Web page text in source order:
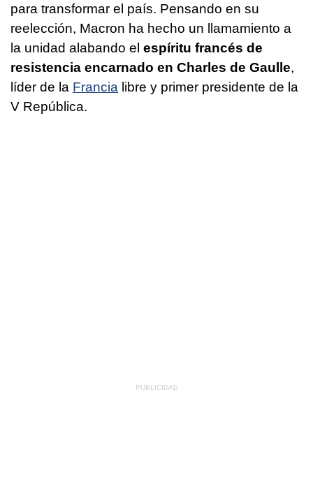
para transformar el país. Pensando en su
reelección, Macron ha hecho un llamamiento a
la unidad alabando el espíritu francés de
resistencia encarnado en Charles de Gaulle,
líder de la Francia libre y primer presidente de la
V República.